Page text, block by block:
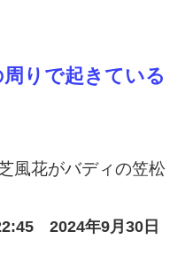
周りで起きている
風花がバディの笠松
2024年9月30日